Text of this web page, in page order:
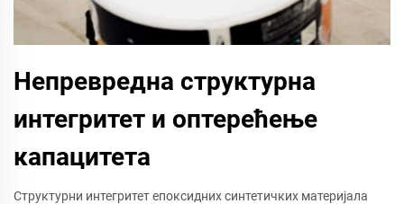
Непревредна структурна
интегритет и оптерећење
капацитета
Структурни интегритет епоксидних синтетичких материјала